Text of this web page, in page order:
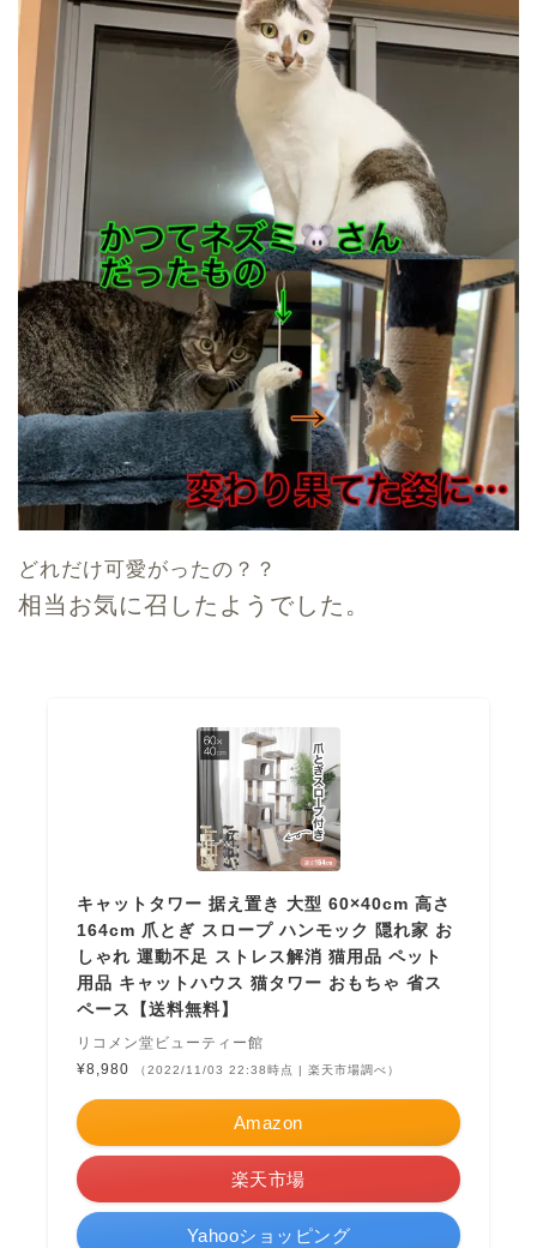
どれだけ可愛がったの？？
相当お気に召したようでした。
キャットタワー 据え置き 大型 60×40cm 高さ
164cm 爪とぎ スロープ ハンモック 隠れ家 お
しゃれ 運動不足 ストレス解消 猫用品 ペット
用品 キャットハウス 猫タワー おもちゃ 省ス
ペース【送料無料】
リコメン堂ビューティー館
¥8,980
（2022/11/03 22:38時点 | 楽天市場調べ）
Amazon
楽天市場
Yahooショッピング